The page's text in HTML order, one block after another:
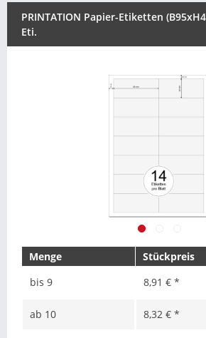
PRINTATION Papier-Etiketten
Eti.
Menge
Stückpreis
bis 9 8,91 € *
ab 10 8,32 € *